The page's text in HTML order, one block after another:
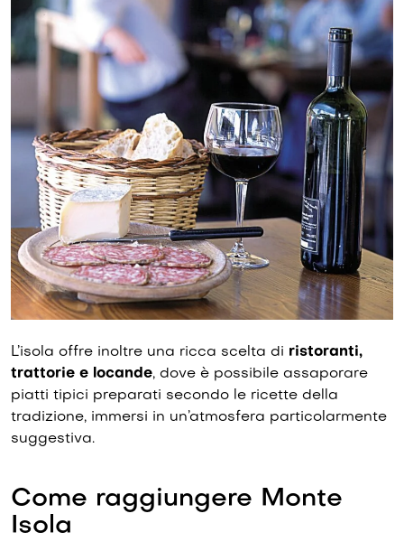
L’isola offre inoltre una ricca scelta di ristoranti,
trattorie e locande, dove è possibile assaporare
piatti tipici preparati secondo le ricette della
tradizione, immersi in un’atmosfera particolarmente
suggestiva.
Come raggiungere Monte
Isola